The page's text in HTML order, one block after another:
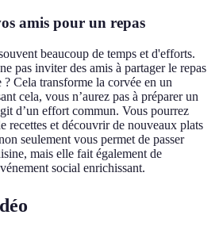
amis pour un repas
beaucoup de temps et d'efforts.
pas inviter des amis à partager le repas
Cela transforme la corvée en un
cela, vous n’aurez pas à préparer un
d’un effort commun. Vous pourrez
recettes et découvrir de nouveaux plats
seulement vous permet de passer
mais elle fait également de
social enrichissant.